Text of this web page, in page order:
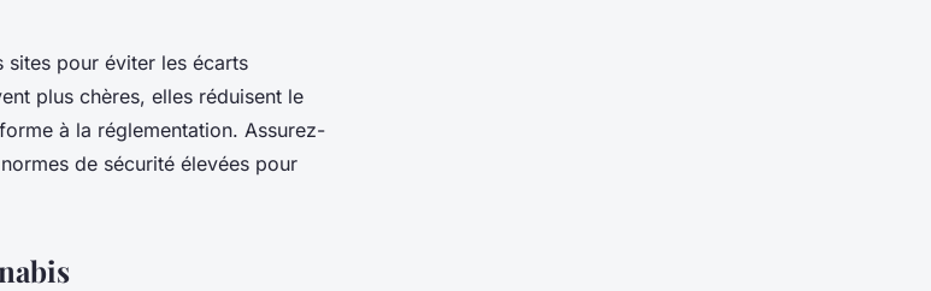
pour éviter les écarts
plus chères, elles réduisent le
à la réglementation. Assurez-
de sécurité élevées pour